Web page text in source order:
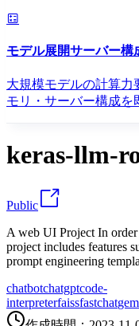
モデル展開サーバー構
大規模モデルの計算力
モリ・サーバー構成を
keras-llm-
Public
A web UI Project In
project includes features
prompt engineering
chatbotchatgptcode-
interpreterfaissfastchat